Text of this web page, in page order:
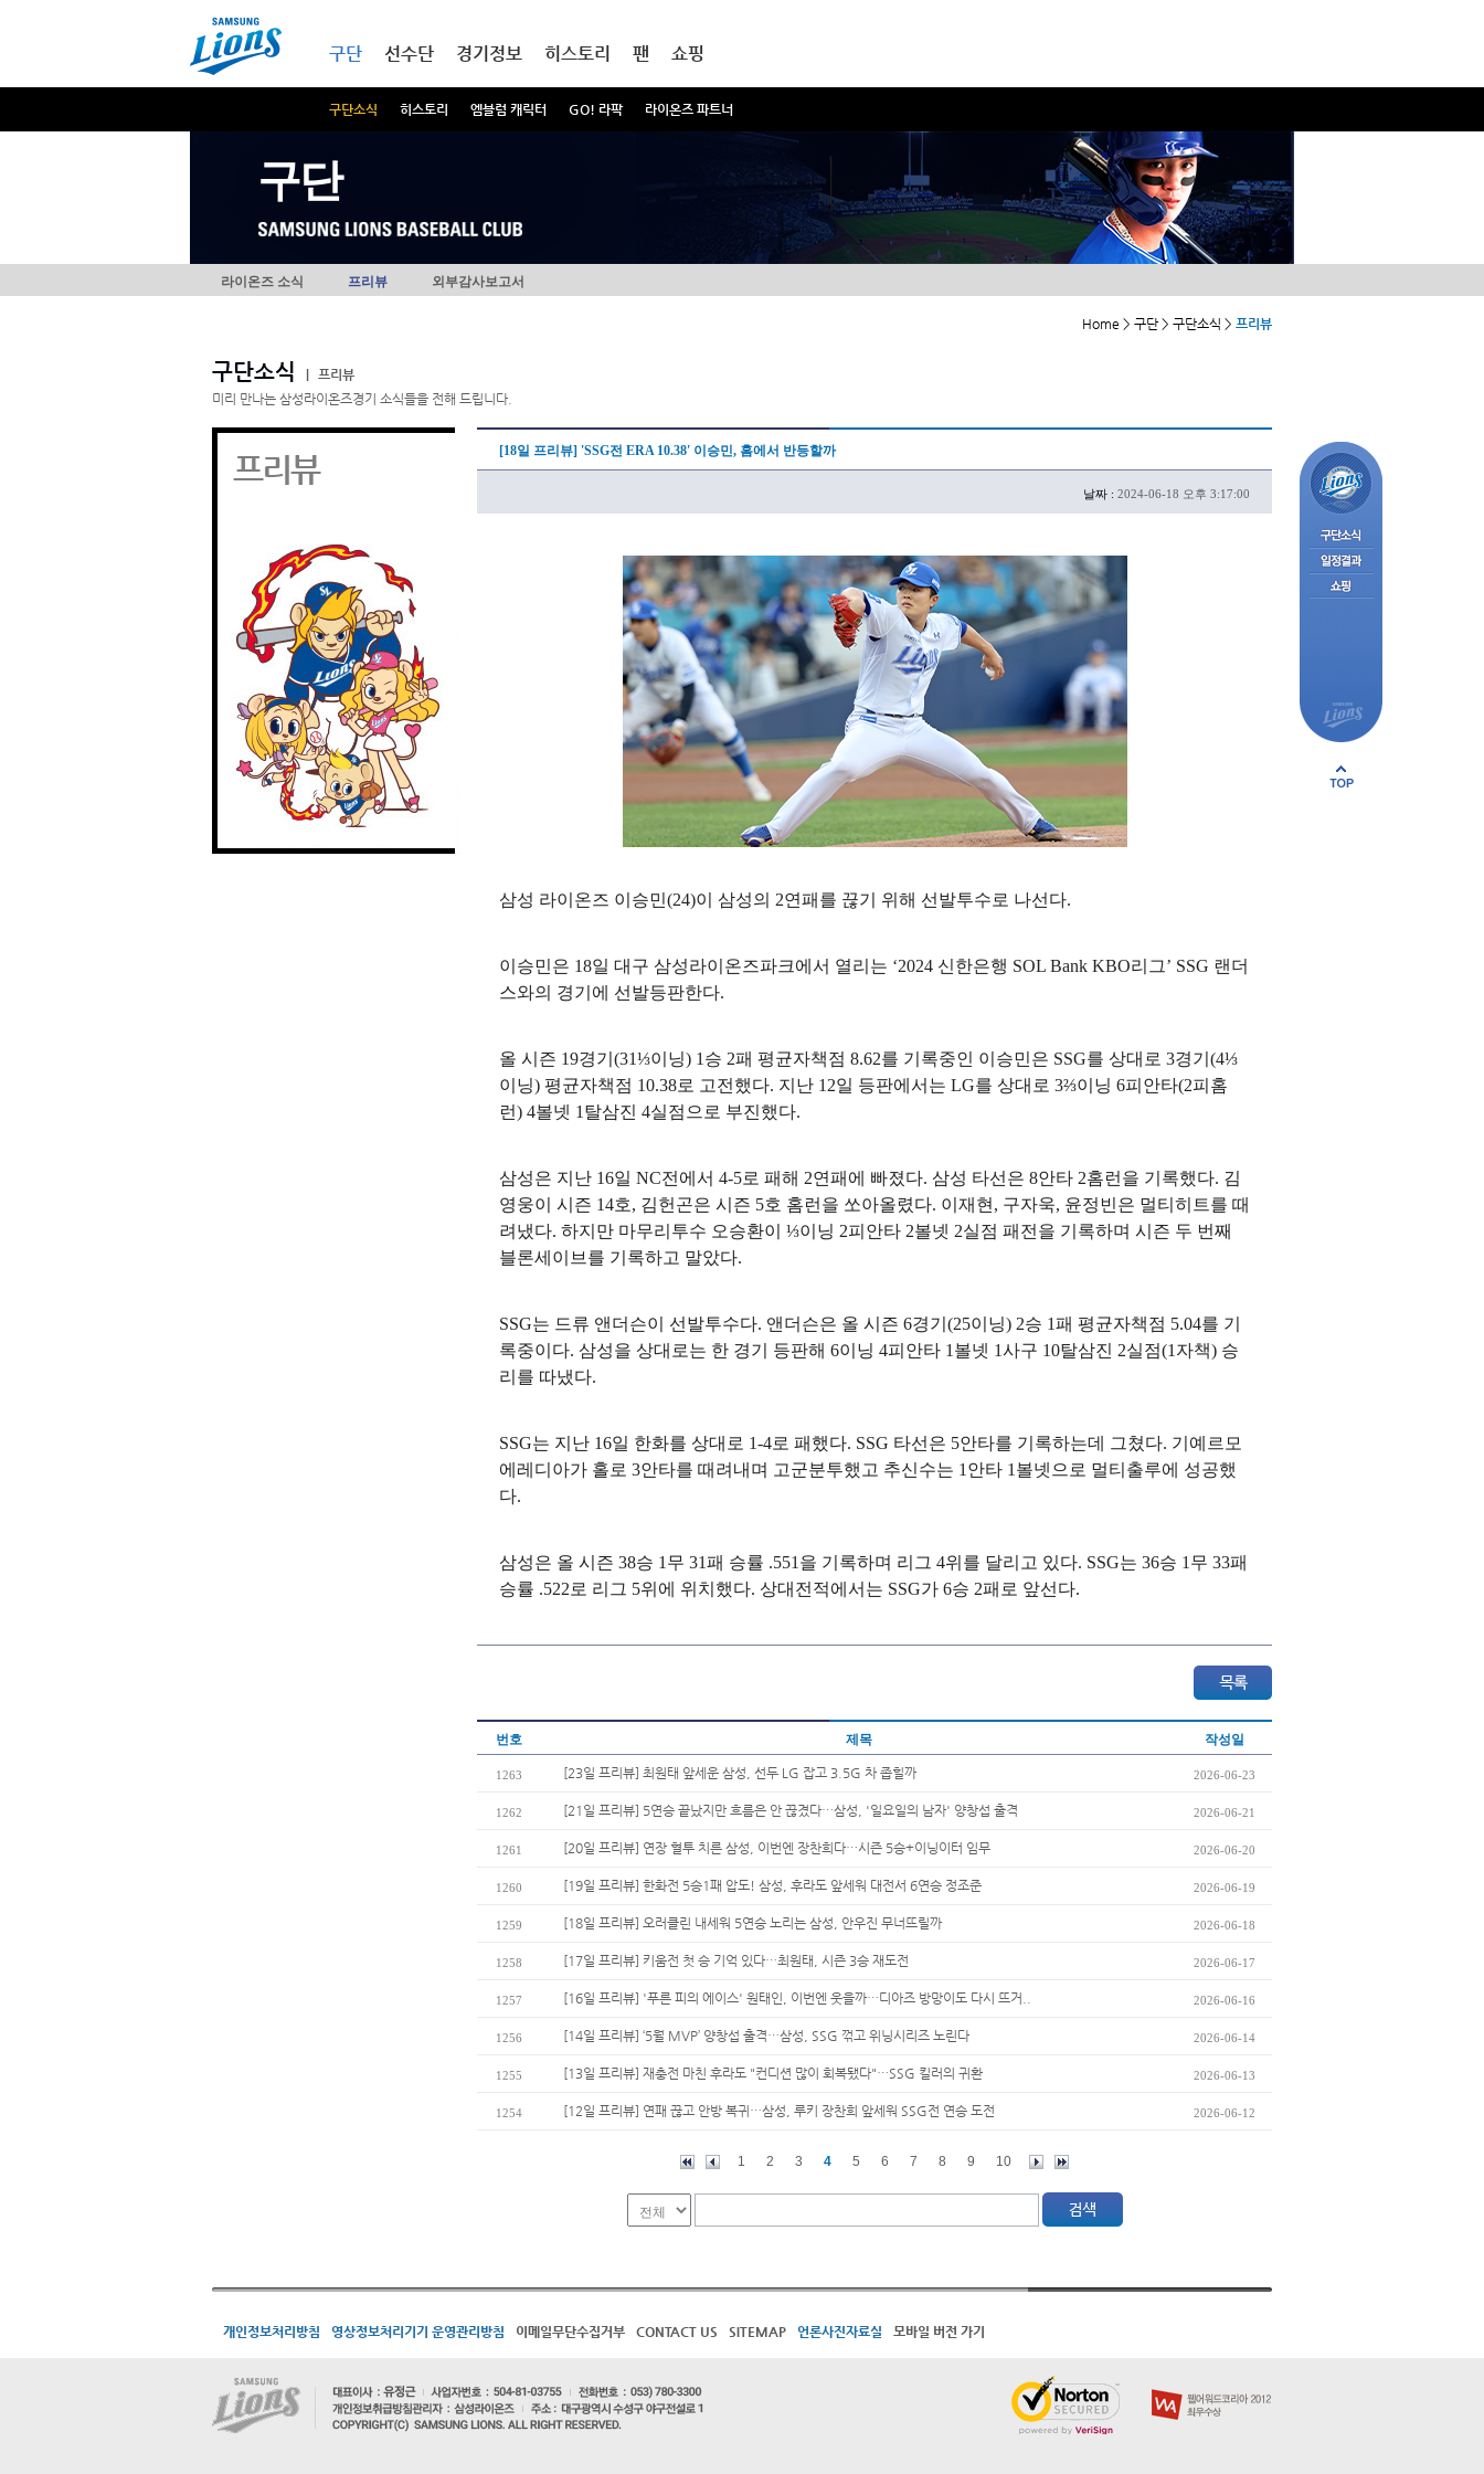
구단
구단소식 히스토리 엠블럼 캐릭터 GO! 라팍 라이온즈 파트너
선수단 경기정보 히스토리 팬 쇼핑
구단
라이온즈 소식 프리뷰 외부감사보고서
Home > 구단 > 구단소식 > 프리뷰
구단소식
프리뷰
미리 만나는 삼성라이온즈경기 소식들을 전해 드립니다.
프리뷰 [18일 프리뷰] 'SSG전 ERA 10.38' 이승민, 홈에서 반등할까
날짜 : 2024-06-18 오후 3:17:00
삼성 라이온즈 이승민(24)이 삼성의 2연패를 끊기 위해 선발투수로 나선다.
이승민은 18일 대구 삼성라이온즈파크에서 열리는 ‘2024 신한은행 SOL Bank KBO리그’ SSG 랜더
스와의 경기에 선발등판한다.
올 시즌 19경기(31⅓이닝) 1승 2패 평균자책점 8.62를 기록중인 이승민은 SSG를 상대로 3경기(4⅓
이닝) 평균자책점 10.38로 고전했다. 지난 12일 등판에서는 LG를 상대로 3⅔이닝 6피안타(2피홈
런) 4볼넷 1탈삼진 4실점으로 부진했다.
삼성은 지난 16일 NC전에서 4-5로 패해 2연패에 빠졌다. 삼성 타선은 8안타 2홈런을 기록했다. 김
영웅이 시즌 14호, 김헌곤은 시즌 5호 홈런을 쏘아올렸다. 이재현, 구자욱, 윤정빈은 멀티히트를 때
려냈다. 하지만 마무리투수 오승환이 ⅓이닝 2피안타 2볼넷 2실점 패전을 기록하며 시즌 두 번째
블론세이브를 기록하고 말았다.
SSG는 드류 앤더슨이 선발투수다. 앤더슨은 올 시즌 6경기(25이닝) 2승 1패 평균자책점 5.04를 기
록중이다. 삼성을 상대로는 한 경기 등판해 6이닝 4피안타 1볼넷 1사구 10탈삼진 2실점(1자책) 승
리를 따냈다.
SSG는 지난 16일 한화를 상대로 1-4로 패했다. SSG 타선은 5안타를 기록하는데 그쳤다. 기예르모
에레디아가 홀로 3안타를 때려내며 고군분투했고 추신수는 1안타 1볼넷으로 멀티출루에 성공했
다.
삼성은 올 시즌 38승 1무 31패 승률 .551을 기록하며 리그 4위를 달리고 있다. SSG는 36승 1무 33패
승률 .522로 리그 5위에 위치했다. 상대전적에서는 SSG가 6승 2패로 앞선다.
번호 제목 작성일
1263 [23일 프리뷰] 최원태 앞세운 삼성, 선두 LG 잡고 3.5G 차 좁힐까 2026-06-23
1262 [21일 프리뷰] 5연승 끝났지만 흐름은 안 끊겼다…삼성, '일요일의 남자' 양창섭 출격 2026-06-21
1261 [20일 프리뷰] 연장 혈투 치른 삼성, 이번엔 장찬희다…시즌 5승+이닝이터 임무 2026-06-20
1260 [19일 프리뷰] 한화전 5승1패 압도! 삼성, 후라도 앞세워 대전서 6연승 정조준 2026-06-19
1259 [18일 프리뷰] 오러클린 내세워 5연승 노리는 삼성, 안우진 무너뜨릴까 2026-06-18
1258 [17일 프리뷰] 키움전 첫 승 기억 있다…최원태, 시즌 3승 재도전 2026-06-17
1257 [16일 프리뷰] '푸른 피의 에이스' 원태인, 이번엔 웃을까…디아즈 방망이도 다시 뜨거.. 2026-06-16
1256 [14일 프리뷰] ‘5월 MVP’ 양창섭 출격…삼성, SSG 꺾고 위닝시리즈 노린다 2026-06-14
1255 [13일 프리뷰] 재충전 마친 후라도 "컨디션 많이 회복됐다"…SSG 킬러의 귀환 2026-06-13
1254 [12일 프리뷰] 연패 끊고 안방 복귀…삼성, 루키 장찬희 앞세워 SSG전 연승 도전 2026-06-12
1 2 3 4 5 6 7 8 9 10
개인정보처리방침 영상정보처리기기 운영관리방침 이메일무단수집거부 CONTACT US SITEMAP 언론사진자료실 모바일 버전 가기